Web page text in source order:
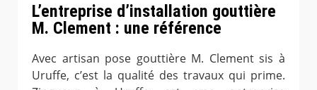
L’entreprise d’installation gouttière
M. Clement : une référence
Avec artisan pose gouttière M. Clement sis à
Uruffe, c’est la qualité des travaux qui prime.